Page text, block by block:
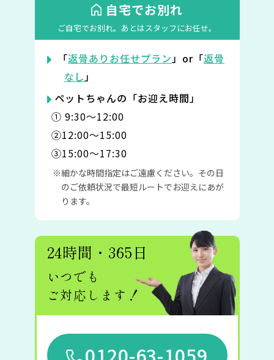
自宅でお別れ
ご自宅でお別れ。 あとはスタッフにお任せ。
「返骨ありお任せプラン」or「返骨
なし」
ペットちゃんの「お迎え時間」
① 9:30〜12:00
②12:00〜15:00
③15:00〜17:30
細かな時間指定はご遠慮ください。その日
のご依頼状況で最短ルートでお迎えにあが
ります。
24時間・365日
いつでも
ご対応します！